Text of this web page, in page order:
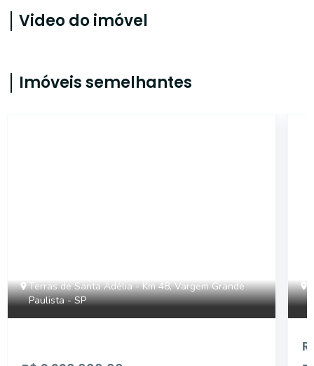
Video do imóvel
Imóveis semelhantes
Terras de Santa Adélia - Km 48, Vargem Grande
Paulista - SP